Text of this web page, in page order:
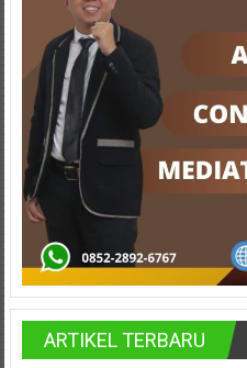
Sragen,
Karanganyar,
Malang,
Kediri,
Madiun,
Ponorogo,
Cilacap,
Banjarnegara,
ARTIKEL TERBARU